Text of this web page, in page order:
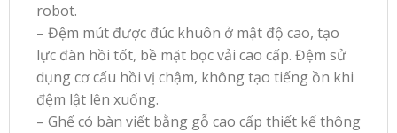
robot.
– Đệm mút được đúc khuôn ở mật độ cao, tạo
lực đàn hồi tốt, bề mặt bọc vải cao cấp. Đệm sử
dụng cơ cấu hồi vị chậm, không tạo tiếng ồn khi
đệm lật lên xuống.
– Ghế có bàn viết bằng gỗ cao cấp thiết kế thông